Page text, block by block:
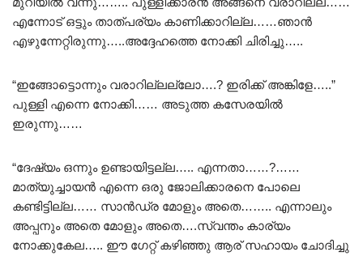
എന്നോട് ഒട്ടും താത്പര്യം കാണിക്കാറില്ല……ഞാൻ
എഴുന്നേറ്റിരുന്നു…..അദ്ദേഹത്തെ നോക്കി ചിരിച്ചു…..
“ഇങ്ങോട്ടൊന്നും വരാറില്ലല്ലോ….? ഇരിക്ക് അങ്കിളേ…..”
പുള്ളി എന്നെ നോക്കി…… അടുത്ത കസേരയിൽ
ഇരുന്നു……
“ദേഷ്യം ഒന്നും ഉണ്ടായിട്ടല്ല….. എന്നതാ……?……
മാത്യുച്ചായൻ എന്നെ ഒരു ജോലിക്കാരനെ പോലെ
കണ്ടിട്ടില്ല…… സാൻഡ്ര മോളും അതെ…….. എന്നാലും
അപ്പനും അതെ മോളും അതെ….സ്വന്തം കാര്യം
നോക്കുകേല….. ഈ ഗേറ്റ് കഴിഞ്ഞു ആര് സഹായം ചോദിച്ചു